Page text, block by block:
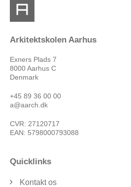
Arkitektskolen Aarhus
Exners Plads 7
8000 Aarhus C
Denmark
+45 89 36 00 00
a@aarch.dk
CVR: 27120717
EAN: 5798000793088
Quicklinks
Kontakt os